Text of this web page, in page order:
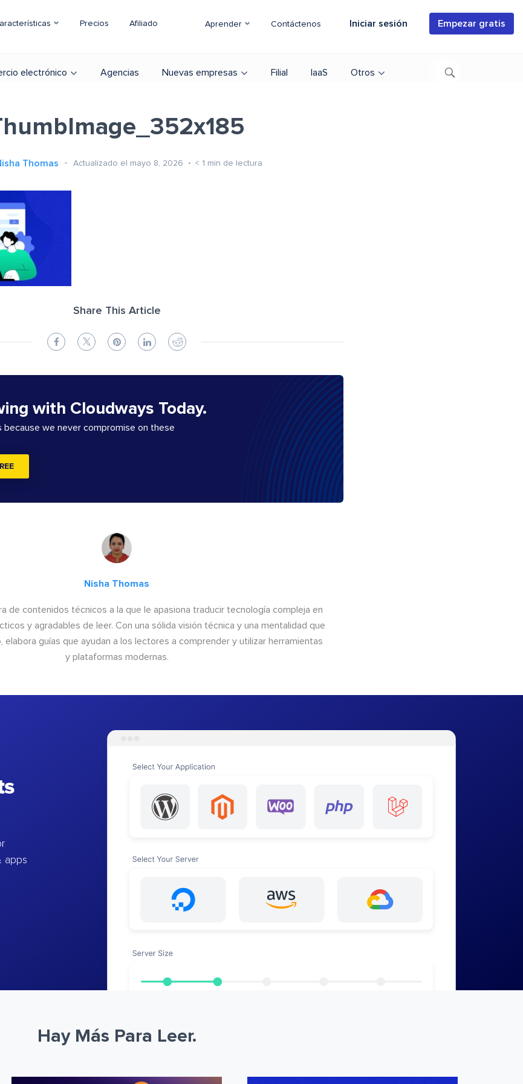
Precios Afiliado Aprender Contáctenos Iniciar sesión Empezar gratis
electrónico Agencias Nuevas empresas Filial IaaS Otros
Thomas Actualizado el mayo 8, 2026 < 1 min de lectura
Share This Article
with Cloudways Today.
because we never compromise on these
Nisha Thomas
de contenidos técnicos a la que le apasiona traducir tecnología compleja en
y agradables de leer. Con una sólida visión técnica y una mentalidad que
elabora guías que ayudan a los lectores a comprender y utilizar herramientas
y plataformas modernas.
apps
Hay Más Para Leer.